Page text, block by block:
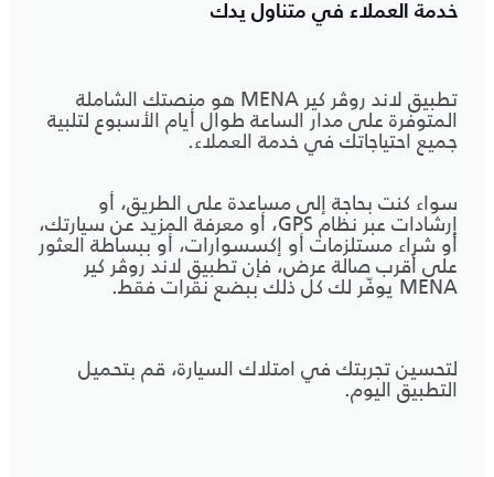
خدمة العملاء في متناول يدك
تطبيق لاند روڤر كير MENA هو منصتك الشاملة
المتوفرة على مدار الساعة طوال أيام الأسبوع لتلبية
جميع احتياجاتك في خدمة العملاء.
سواء كنت بحاجة إلى مساعدة على الطريق، أو
إرشادات عبر نظام GPS، أو معرفة المزيد عن سيارتك،
أو شراء مستلزمات أو إكسسوارات، أو ببساطة العثور
على أقرب صالة عرض، فإن تطبيق لاند روڤر كير
MENA يوفّر لك كل ذلك ببضع نقرات فقط.
لتحسين تجربتك في امتلاك السيارة، قم بتحميل
التطبيق اليوم.